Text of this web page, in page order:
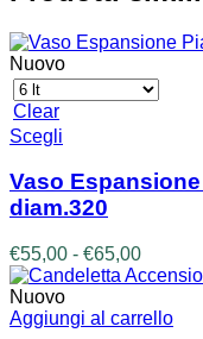
Nuovo
Clear
Scegli
ha
più
varianti.
Le
opzioni
possono
essere
scelte
Vaso
diam.320
€55,00 - €65,00Fascia
di
da
Nuovo
Aggiungi al carrello